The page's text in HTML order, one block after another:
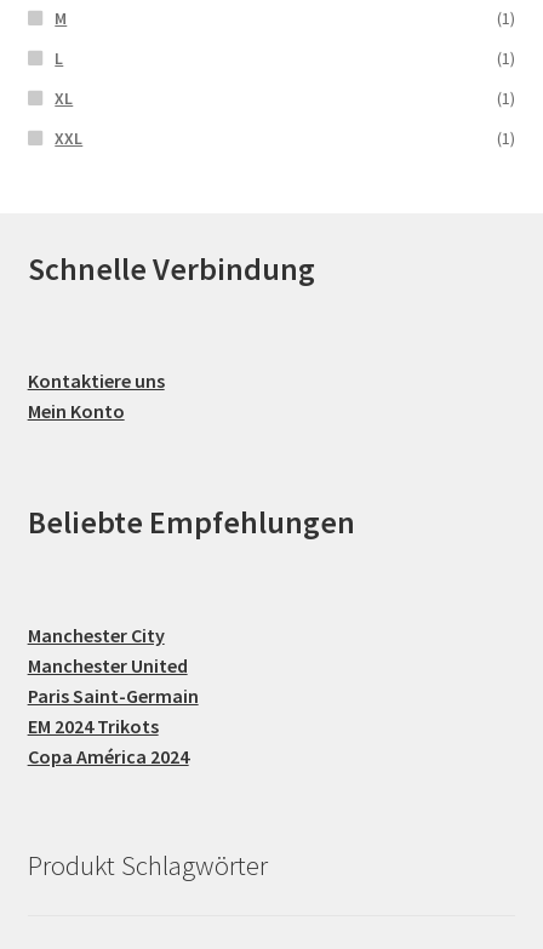
M
(1)
L
(1)
XL
(1)
XXL
(1)
Schnelle Verbindung
Kontaktiere uns
Mein Konto
Beliebte Empfehlungen
Manchester City
Manchester United
Paris Saint-Germain
EM 2024 Trikots
Copa América 2024
Produkt Schlagwörter